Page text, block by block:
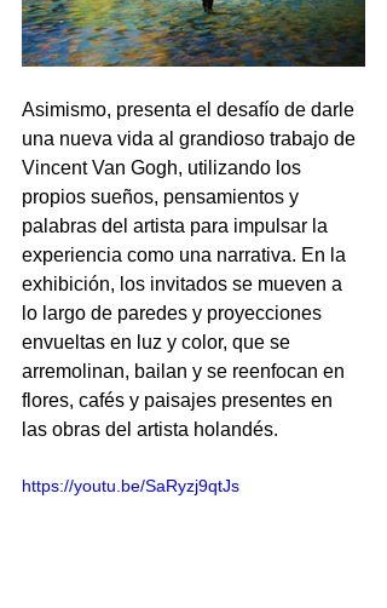
Asimismo, presenta el desafío de darle
una nueva vida al grandioso trabajo de
Vincent Van Gogh, utilizando los
propios sueños, pensamientos y
palabras del artista para impulsar la
experiencia como una narrativa. En la
exhibición, los invitados se mueven a
lo largo de paredes y proyecciones
envueltas en luz y color, que se
arremolinan, bailan y se reenfocan en
flores, cafés y paisajes presentes en
las obras del artista holandés.
https://youtu.be/SaRyzj9qtJs